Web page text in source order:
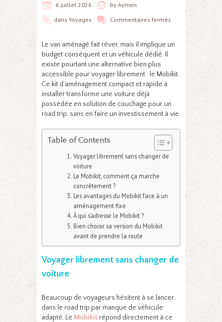
6 juillet 2026 by Aymen
dans Voyages Commentaires fermés
Le van aménagé fait rêver, mais il implique un
budget conséquent et un véhicule dédié. Il
existe pourtant une alternative bien plus
accessible pour voyager librement : le Mobikit.
Ce kit d’aménagement compact et rapide à
installer transforme une voiture déjà
possédée en solution de couchage pour un
road trip, sans en faire un investissement à vie.
Table of Contents
Voyager librement sans changer de
voiture
Le Mobikit, comment ça marche
concrètement ?
Les avantages du Mobikit face à un
aménagement fixe
À qui s’adresse le Mobikit ?
Bien choisir sa version du Mobikit
avant de prendre la route
Voyager librement sans changer de
voiture
Beaucoup de voyageurs hésitent à se lancer
dans le road trip par manque de véhicule
adapté. Le Mobikit répond directement à ce